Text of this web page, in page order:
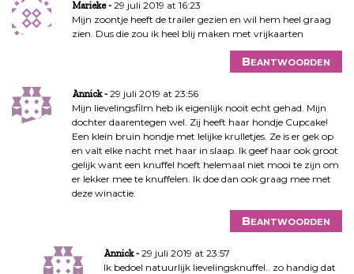
Marieke
29 juli 2019 at 16:23
Mijn zoontje heeft de trailer gezien en wil hem heel graag
zien. Dus die zou ik heel blij maken met vrijkaarten
Beantwoorden
Annick
29 juli 2019 at 23:56
Mijn lievelingsfilm heb ik eigenlijk nooit echt gehad. Mijn
dochter daarentegen wel. Zij heeft haar hondje Cupcake!
Een klein bruin hondje met lelijke krulletjes. Ze is er gek op
en valt elke nacht met haar in slaap. Ik geef haar ook groot
gelijk want een knuffel hoeft helemaal niet mooi te zijn om
er lekker mee te knuffelen. Ik doe dan ook graag mee met
deze winactie.
Beantwoorden
Annick
29 juli 2019 at 23:57
Ik bedoel natuurlijk lievelingsknuffel.. zo handig dat